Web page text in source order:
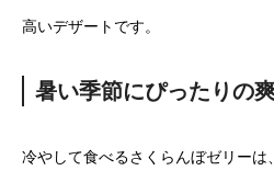
高いデザートです。
暑い季節にぴったりの
冷やして食べるさくらんぼゼリーは